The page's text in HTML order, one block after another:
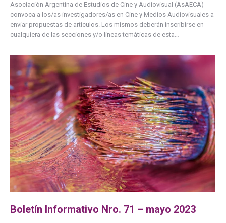
Asociación Argentina de Estudios de Cine y Audiovisual (AsAECA)
convoca a los/as investigadores/as en Cine y Medios Audiovisuales a
enviar propuestas de artículos. Los mismos deberán inscribirse en
cualquiera de las secciones y/o líneas temáticas de esta…
Boletín Informativo Nro. 71 – mayo 2023